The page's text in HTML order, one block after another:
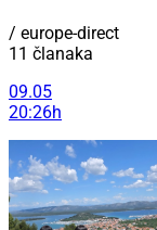
/ europe-direct
11 članaka
09.05
20:26h